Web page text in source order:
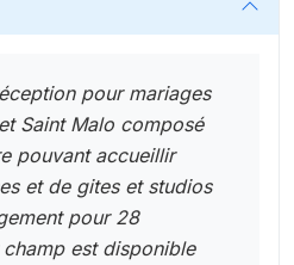
pour mariages
Saint Malo composé
pouvant accueillir
et de gites et studios
pour 28
est disponible